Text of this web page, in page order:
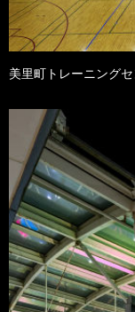
美里町トレーニング